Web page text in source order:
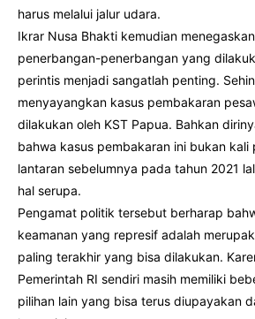
harus melalui jalur udara.
Ikrar Nusa Bhakti kemudian
penerbangan-penerbangan yang
perintis menjadi sangatlah penting.
menyayangkan kasus pembakaran
dilakukan oleh KST Papua. Bahkan
bahwa kasus pembakaran ini bukan kali
lantaran sebelumnya pada tahun 2021
hal serupa.
Pengamat politik tersebut berharap
keamanan yang represif adalah
paling terakhir yang bisa dilakukan.
Pemerintah RI sendiri masih memiliki
pilihan lain yang bisa terus diupayakan